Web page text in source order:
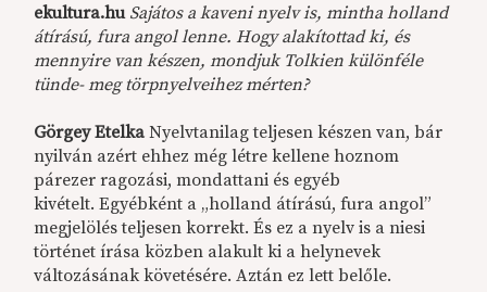
ekultura.hu Sajátos a kaveni nyelv is, mintha holland
átírású, fura angol lenne. Hogy alakítottad ki, és
mennyire van készen, mondjuk Tolkien különféle
tünde- meg törpnyelveihez mérten?
Görgey Etelka Nyelvtanilag teljesen készen van, bár
nyilván azért ehhez még létre kellene hoznom
párezer ragozási, mondattani és egyéb
kivételt. Egyébként a „holland átírású, fura angol”
megjelölés teljesen korrekt. És ez a nyelv is a niesi
történet írása közben alakult ki a helynevek
változásának követésére. Aztán ez lett belőle.